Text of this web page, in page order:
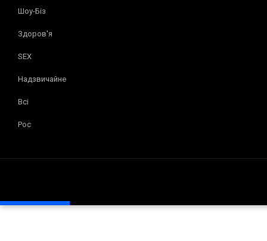
Шоу-Біз
Здоров'я
SEX
Надзвичайне
Всі
Рос